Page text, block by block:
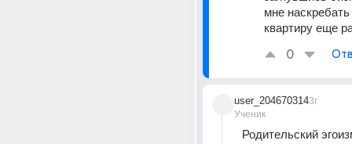
мне
квартиру еще
0
user_204670314
Ученик
3г
Родительский